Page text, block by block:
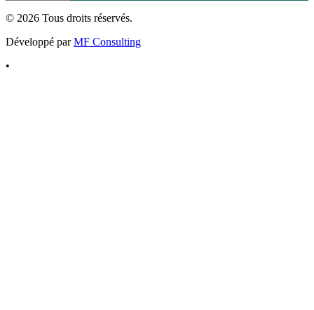
© 2026 Tous droits réservés.
Développé par MF Consulting
•